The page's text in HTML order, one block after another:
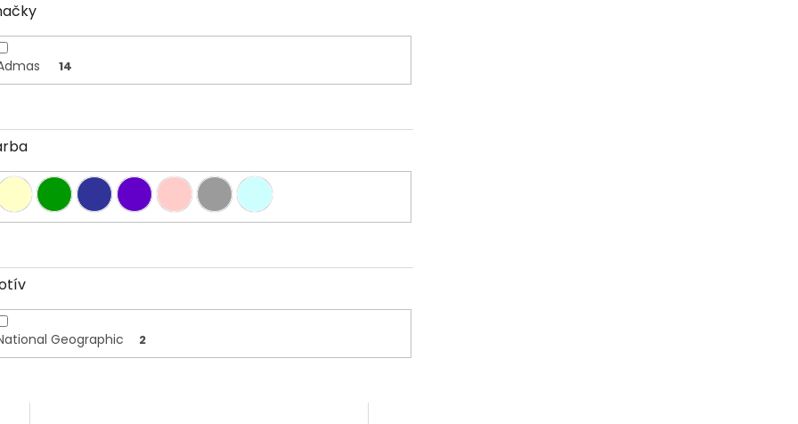
14
Geographic 2